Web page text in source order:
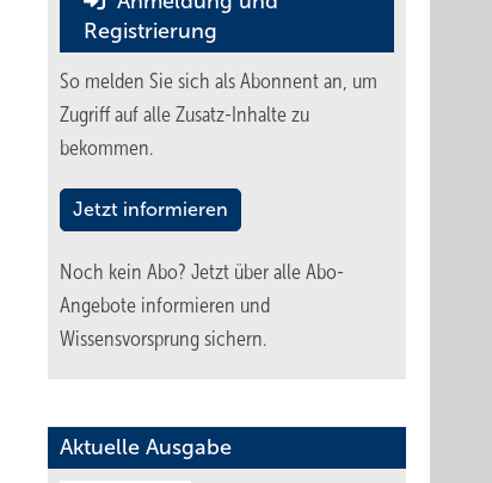
Registrierung
So melden Sie sich als Abonnent an, um
Zugriff auf alle Zusatz-Inhalte zu
bekommen.
Jetzt informieren
Noch kein Abo? Jetzt über alle Abo-
Angebote informieren und
Wissensvorsprung sichern.
Aktuelle Ausgabe